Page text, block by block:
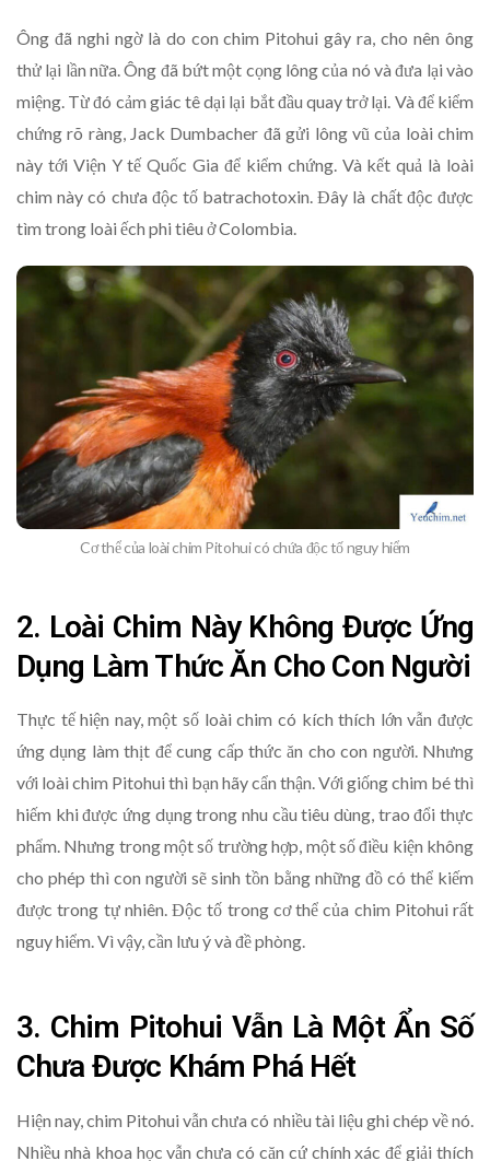
Ông đã nghi ngờ là do con chim Pitohui gây ra, cho nên ông
thử lại lần nữa. Ông đã bứt một cọng lông của nó và đưa lại vào
miệng. Từ đó cảm giác tê dại lại bắt đầu quay trở lại. Và để kiểm
chứng rõ ràng, Jack Dumbacher đã gửi lông vũ của loài chim
này tới Viện Y tế Quốc Gia để kiểm chứng. Và kết quả là loài
chim này có chưa độc tố batrachotoxin. Đây là chất độc được
tìm trong loài ếch phi tiêu ở Colombia.
Cơ thể của loài chim Pitohui có chứa độc tố nguy hiểm
2. Loài Chim Này Không Được Ứng
Dụng Làm Thức Ăn Cho Con Người
Thực tế hiện nay, một số loài chim có kích thích lớn vẫn được
ứng dụng làm thịt để cung cấp thức ăn cho con người. Nhưng
với loài chim Pitohui thì bạn hãy cẩn thận. Với giống chim bé thì
hiếm khi được ứng dụng trong nhu cầu tiêu dùng, trao đổi thực
phẩm. Nhưng trong một số trường hợp, một số điều kiện không
cho phép thì con người sẽ sinh tồn bằng những đồ có thể kiếm
được trong tự nhiên. Độc tố trong cơ thể của chim Pitohui rất
nguy hiểm. Vì vậy, cần lưu ý và đề phòng.
3. Chim Pitohui Vẫn Là Một Ẩn Số
Chưa Được Khám Phá Hết
Hiện nay, chim Pitohui vẫn chưa có nhiều tài liệu ghi chép về nó.
Nhiều nhà khoa học vẫn chưa có căn cứ chính xác để giải thích